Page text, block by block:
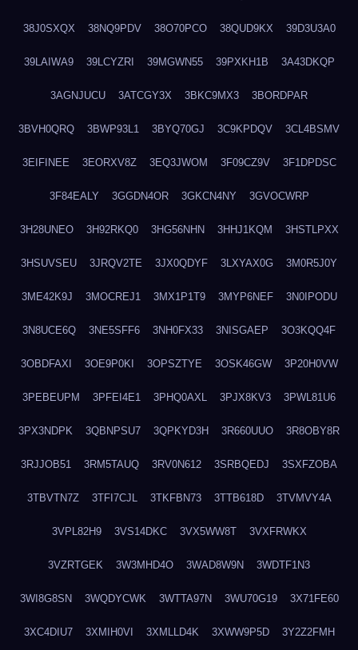
38J0SXQX 38NQ9PDV 38O70PCO 38QUD9KX 39D3U3A0
39LAIWA9 39LCYZRI 39MGWN55 39PXKH1B 3A43DKQP
3AGNJUCU 3ATCGY3X 3BKC9MX3 3BORDPAR
3BVH0QRQ 3BWP93L1 3BYQ70GJ 3C9KPDQV 3CL4BSMV
3EIFINEE 3EORXV8Z 3EQ3JWOM 3F09CZ9V 3F1DPDSC
3F84EALY 3GGDN4OR 3GKCN4NY 3GVOCWRP
3H28UNEO 3H92RKQ0 3HG56NHN 3HHJ1KQM 3HSTLPXX
3HSUVSEU 3JRQV2TE 3JX0QDYF 3LXYAX0G 3M0R5J0Y
3ME42K9J 3MOCREJ1 3MX1P1T9 3MYP6NEF 3N0IPODU
3N8UCE6Q 3NE5SFF6 3NH0FX33 3NISGAEP 3O3KQQ4F
3OBDFAXI 3OE9P0KI 3OPSZTYE 3OSK46GW 3P20H0VW
3PEBEUPM 3PFEI4E1 3PHQ0AXL 3PJX8KV3 3PWL81U6
3PX3NDPK 3QBNPSU7 3QPKYD3H 3R660UUO 3R8OBY8R
3RJJOB51 3RM5TAUQ 3RV0N612 3SRBQEDJ 3SXFZOBA
3TBVTN7Z 3TFI7CJL 3TKFBN73 3TTB618D 3TVMVY4A
3VPL82H9 3VS14DKC 3VX5WW8T 3VXFRWKX
3VZRTGEK 3W3MHD4O 3WAD8W9N 3WDTF1N3
3WI8G8SN 3WQDYCWK 3WTTA97N 3WU70G19 3X71FE60
3XC4DIU7 3XMIH0VI 3XMLLD4K 3XWW9P5D 3Y2Z2FMH